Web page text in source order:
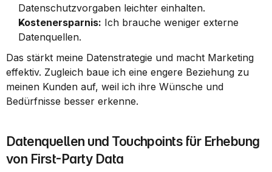
Datenschutzvorgaben leichter einhalten.
Kostenersparnis: Ich brauche weniger externe
Datenquellen.
Das stärkt meine Datenstrategie und macht Marketing
effektiv. Zugleich baue ich eine engere Beziehung zu
meinen Kunden auf, weil ich ihre Wünsche und
Bedürfnisse besser erkenne.
Datenquellen und Touchpoints für Erhebung
von First-Party Data